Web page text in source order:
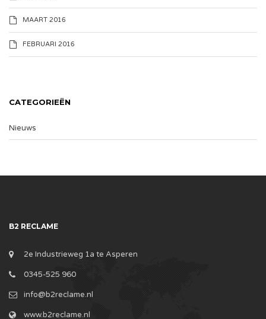
MAART 2016
FEBRUARI 2016
CATEGORIEËN
Nieuws
B2 RECLAME
2e Industrieweg 1a te Asperen
0345-525 960
info@b2reclame.nl
www.b2reclame.nl